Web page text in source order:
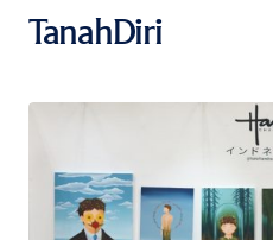
TanahDiri